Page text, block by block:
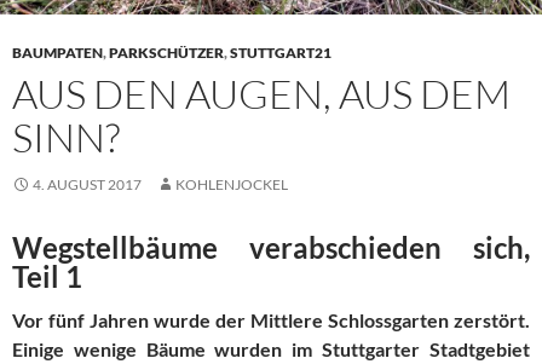
BAUMPATEN,PARKSCHÜTZER,STUTTGART21
AUS DEN AUGEN, AUS DEM
SINN?
4. AUGUST 2017 KOHLENJOCKEL
Wegstellbäume verabschieden sich,
Teil 1
Vor fünf Jahren wurde der Mittlere Schlossgarten zerstört.
Einige wenige Bäume wurden im Stuttgarter Stadtgebiet